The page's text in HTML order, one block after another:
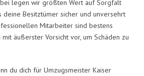
legen wir größten Wert auf Sorgfalt
deine Besitztümer sicher und unversehrt
Mitarbeiter sind bestens
äußerster Vorsicht vor, um Schäden zu
du dich für Umzugsmeister Kaiser